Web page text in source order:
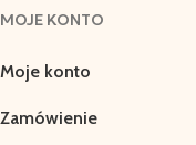
MOJE KONTO
Moje konto
Zamówienie